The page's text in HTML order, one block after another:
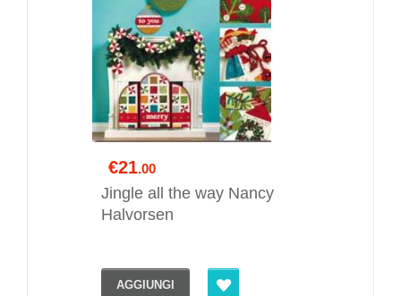
€21.00
Jingle all the way Nancy
Halvorsen
AGGIUNGI